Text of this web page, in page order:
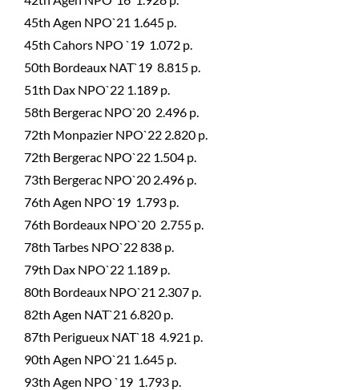
45th Agen NPO`21 1.645 p.
45th Cahors NPO `19 1.072 p.
50th Bordeaux NAT`19 8.815 p.
51th Dax NPO`22 1.189 p.
58th Bergerac NPO`20 2.496 p.
72th Monpazier NPO`22 2.820 p.
72th Bergerac NPO`22 1.504 p.
73th Bergerac NPO`20 2.496 p.
76th Agen NPO`19 1.793 p.
76th Bordeaux NPO`20 2.755 p.
78th Tarbes NPO`22 838 p.
79th Dax NPO`22 1.189 p.
80th Bordeaux NPO`21 2.307 p.
82th Agen NAT`21 6.820 p.
87th Perigueux NAT`18 4.921 p.
90th Agen NPO`21 1.645 p.
93th Agen NPO `19 1.793 p.